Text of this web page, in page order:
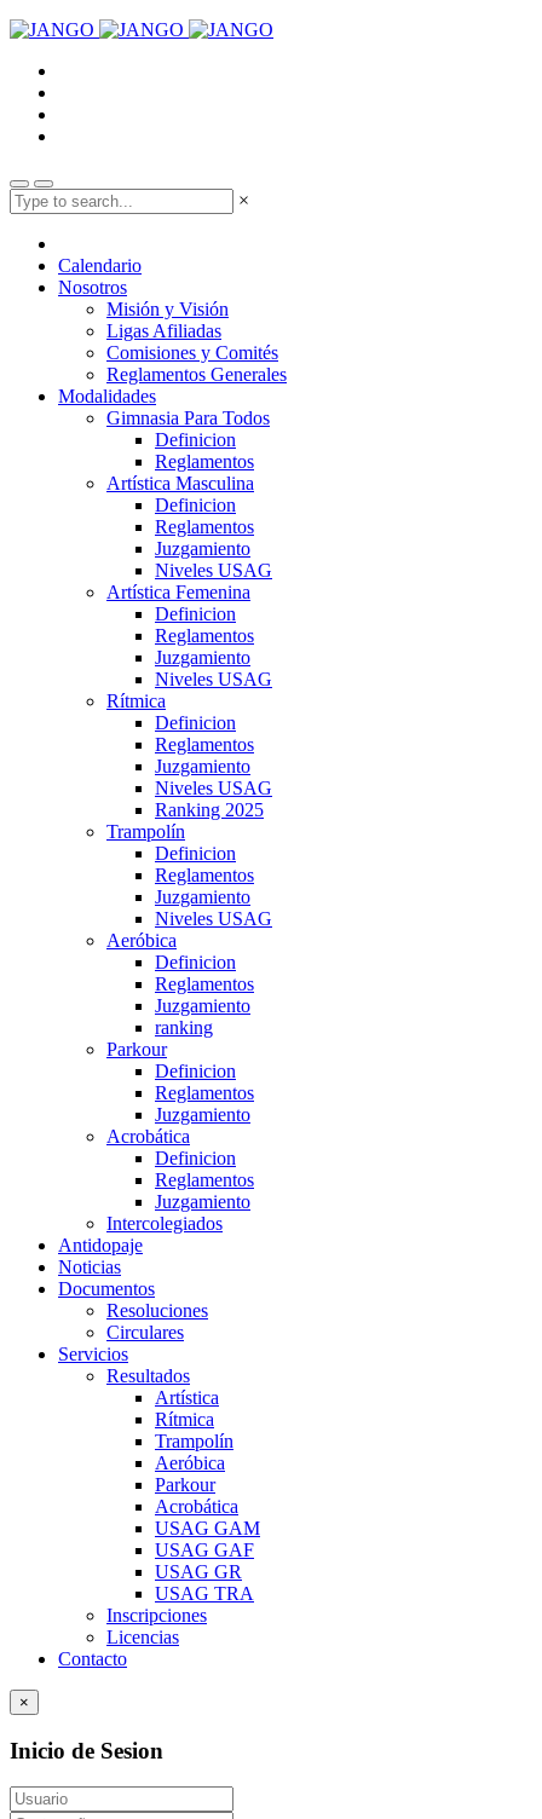
×
Calendario
Nosotros
Misión y Visión
Ligas Afiliadas
Comisiones y Comités
Reglamentos Generales
Modalidades
Gimnasia Para Todos
Definicion
Reglamentos
Artística Masculina
Definicion
Reglamentos
Juzgamiento
Niveles USAG
Artística Femenina
Definicion
Reglamentos
Juzgamiento
Niveles USAG
Rítmica
Definicion
Reglamentos
Juzgamiento
Niveles USAG
Ranking 2025
Trampolín
Definicion
Reglamentos
Juzgamiento
Niveles USAG
Aeróbica
Definicion
Reglamentos
Juzgamiento
ranking
Parkour
Definicion
Reglamentos
Juzgamiento
Acrobática
Definicion
Reglamentos
Juzgamiento
Intercolegiados
Antidopaje
Noticias
Documentos
Resoluciones
Circulares
Servicios
Resultados
Artística
Rítmica
Trampolín
Aeróbica
Parkour
Acrobática
USAG GAM
USAG GAF
USAG GR
USAG TRA
Inscripciones
Licencias
Contacto
×
Inicio de Sesion